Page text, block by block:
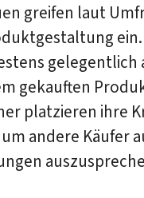
greifen laut
gekauften
platzieren ihre
andere Käufer